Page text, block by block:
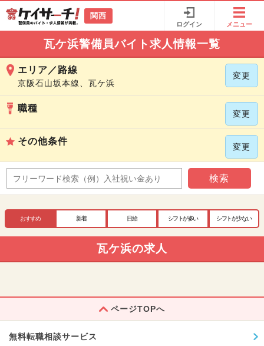
関西
ログイン メニュー
瓦ケ浜警備員バイト求人情報一覧
エリア／路線
京阪石山坂本線、瓦ケ浜
変更
職種
変更
その他条件
変更
検索
おすすめ 新着 日給 シフトが多い シフトが少ない
瓦ケ浜の求人
ページTOPへ
無料転職相談サービス